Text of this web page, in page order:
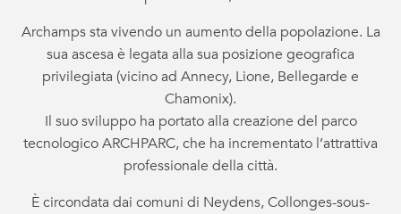
Archamps sta vivendo un aumento della popolazione. La
sua ascesa è legata alla sua posizione geografica
privilegiata (vicino ad Annecy, Lione, Bellegarde e
Chamonix).
Il suo sviluppo ha portato alla creazione del parco
tecnologico ARCHPARC, che ha incrementato l’attrattiva
professionale della città.
È circondata dai comuni di Neydens, Collonges-sous-